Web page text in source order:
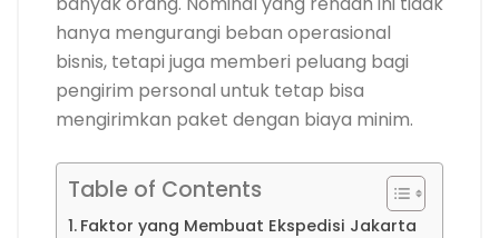
hanya mengurangi beban operasional
bisnis, tetapi juga memberi peluang bagi
pengirim personal untuk tetap bisa
mengirimkan paket dengan biaya minim.
Table of Contents
Faktor yang Membuat Ekspedisi Jakarta